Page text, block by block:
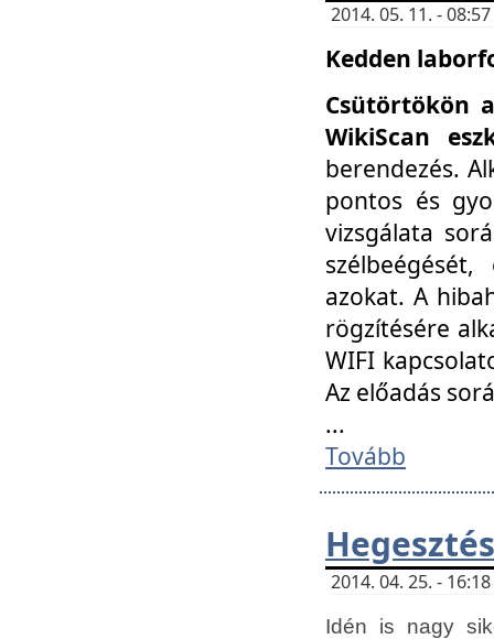
2014. 05. 11. -
Kedden
Csütörtökön
WikiScan
berendezés.
pontos és
vizsgálata
azokat. A
rögzítésére
WIFI
Az előadás
...
Tovább
2014. 04. 25. -
Idén is nagy